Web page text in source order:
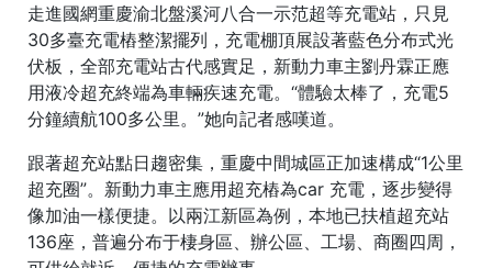
走進國網重慶渝北盤溪河八合一示范超等充電站，只見
30多臺充電樁整潔擺列，充電棚頂展設著藍色分布式光
伏板，全部充電站古代感實足，新動力車主劉丹霖正應
用液冷超充終端為車輛疾速充電。“體驗太棒了，充電5
分鐘續航100多公里。”她向記者感嘆道。
跟著超充站點日趨密集，重慶中間城區正加速構成“1公里
超充圈”。新動力車主應用超充樁為car 充電，逐步變得
像加油一樣便捷。以兩江新區為例，本地已扶植超充站
136座，普遍分布于棲身區、辦公區、工場、商圈四周，